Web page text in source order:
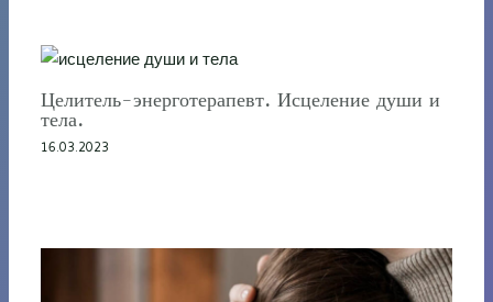
Целитель-энерготерапевт. Исцеление души и
тела.
16.03.2023